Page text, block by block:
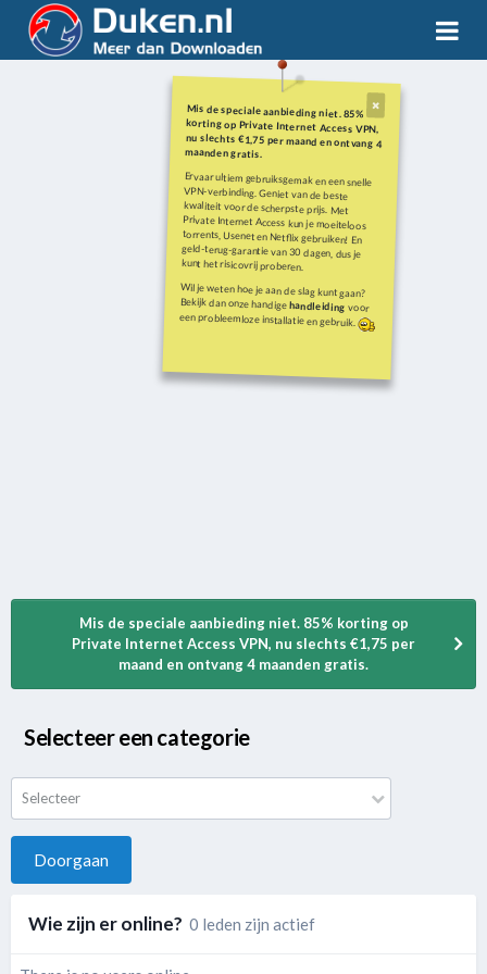
Mis de speciale aanbieding niet. 85%
korting op Private Internet Access VPN,
nu slechts €1,75 per maand en ontvang 4
maanden gratis.
Ervaar ultiem gebruiksgemak en een snelle
VPN-verbinding. Geniet van de beste
kwaliteit voor de scherpste prijs. Met
Private Internet Access kun je moeiteloos
torrents, Usenet en Netflix gebruiken! En
geld-terug-garantie van 30 dagen, dus je
kunt het risicovrij proberen.
Wil je weten hoe je aan de slag kunt gaan?
Bekijk dan onze handigehandleiding voor
een probleemloze installatie en gebruik.
Mis de speciale aanbieding niet. 85% korting op
Private Internet Access VPN, nu slechts €1,75 per
maand en ontvang 4 maanden gratis.
Selecteer een categorie
Selecteer
Doorgaan
Wie zijn er online? 0 leden zijn actief